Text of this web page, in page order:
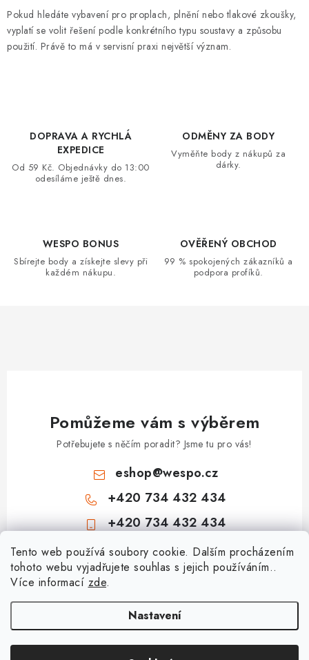
Tento web používá soubory cookie. Dalším procházením
tohoto webu vyjadřujete souhlas s jejich používáním..
Více informací zde.
Nastavení
Pokud hledáte vybavení pro proplach, plnění nebo tlakové zkoušky,
vyplatí se volit řešení podle konkrétního typu soustavy a způsobu
použití. Právě to má v servisní praxi největší význam.
DOPRAVA A RYCHLÁ
EXPEDICE
Od 59 Kč. Objednávky do 13:00
odesíláme ještě dnes.
ODMĚNY ZA BODY
Vyměňte body z nákupů za
dárky.
WESPO BONUS
Sbírejte body a získejte slevy při
každém nákupu.
OVĚŘENÝ OBCHOD
99 % spokojených zákazníků a
podpora profíků.
Pomůžeme vám s výběrem
Potřebujete s něčím poradit? Jsme tu pro vás!
eshop@wespo.cz
+420 734 432 434
+420 734 432 434
Informace pro vás
Nezámrzný venkovní ventil Kemper Frosti-Plus: Jak funguje a jak na